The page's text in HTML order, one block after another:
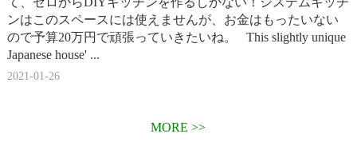
ンはこのスペースには使えませんが、お金はもったいない
ので予算20万円で頑張っていきたいね。 This slightly unique
Japanese house' ...
2021-01-26
MORE >>